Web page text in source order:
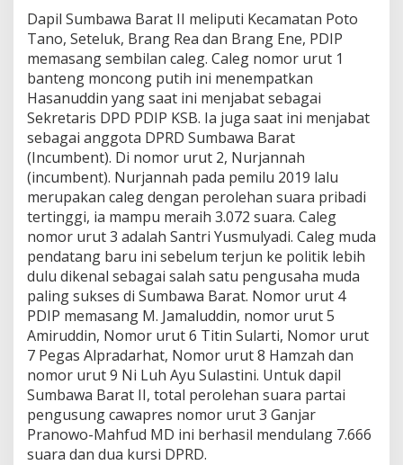
Dapil Sumbawa Barat II meliputi Kecamatan Poto
Tano, Seteluk, Brang Rea dan Brang Ene, PDIP
memasang sembilan caleg. Caleg nomor urut 1
banteng moncong putih ini menempatkan
Hasanuddin yang saat ini menjabat sebagai
Sekretaris DPD PDIP KSB. Ia juga saat ini menjabat
sebagai anggota DPRD Sumbawa Barat
(Incumbent). Di nomor urut 2, Nurjannah
(incumbent). Nurjannah pada pemilu 2019 lalu
merupakan caleg dengan perolehan suara pribadi
tertinggi, ia mampu meraih 3.072 suara. Caleg
nomor urut 3 adalah Santri Yusmulyadi. Caleg muda
pendatang baru ini sebelum terjun ke politik lebih
dulu dikenal sebagai salah satu pengusaha muda
paling sukses di Sumbawa Barat. Nomor urut 4
PDIP memasang M. Jamaluddin, nomor urut 5
Amiruddin, Nomor urut 6 Titin Sularti, Nomor urut
7 Pegas Alpradarhat, Nomor urut 8 Hamzah dan
nomor urut 9 Ni Luh Ayu Sulastini. Untuk dapil
Sumbawa Barat II, total perolehan suara partai
pengusung cawapres nomor urut 3 Ganjar
Pranowo-Mahfud MD ini berhasil mendulang 7.666
suara dan dua kursi DPRD.